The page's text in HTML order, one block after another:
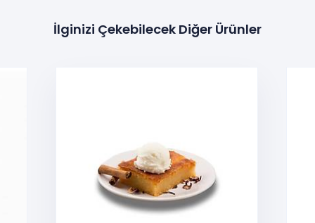
İlginizi Çekebilecek Diğer Ürünler